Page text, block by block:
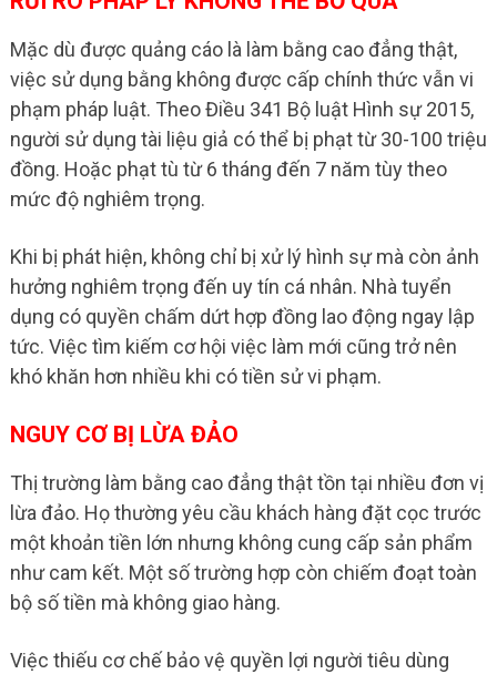
Mặc dù được quảng cáo là làm bằng cao đẳng thật,
việc sử dụng bằng không được cấp chính thức vẫn vi
phạm pháp luật. Theo Điều 341 Bộ luật Hình sự 2015,
người sử dụng tài liệu giả có thể bị phạt từ 30-100 triệu
đồng. Hoặc phạt tù từ 6 tháng đến 7 năm tùy theo
mức độ nghiêm trọng.
Khi bị phát hiện, không chỉ bị xử lý hình sự mà còn ảnh
hưởng nghiêm trọng đến uy tín cá nhân. Nhà tuyển
dụng có quyền chấm dứt hợp đồng lao động ngay lập
tức. Việc tìm kiếm cơ hội việc làm mới cũng trở nên
khó khăn hơn nhiều khi có tiền sử vi phạm.
NGUY CƠ BỊ LỪA ĐẢO
Thị trường làm bằng cao đẳng thật tồn tại nhiều đơn vị
lừa đảo. Họ thường yêu cầu khách hàng đặt cọc trước
một khoản tiền lớn nhưng không cung cấp sản phẩm
như cam kết. Một số trường hợp còn chiếm đoạt toàn
bộ số tiền mà không giao hàng.
Việc thiếu cơ chế bảo vệ quyền lợi người tiêu dùng